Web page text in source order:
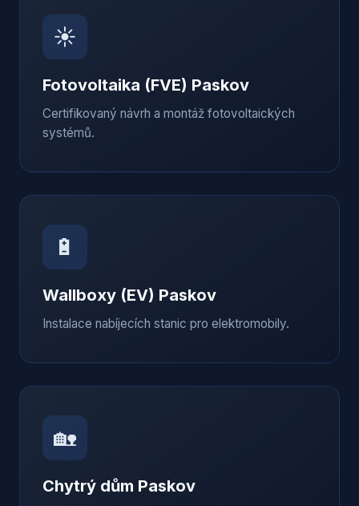
☀️
Fotovoltaika (FVE) Paskov
Certifikovaný návrh a montáž fotovoltaických
systémů.
🔋
Wallboxy (EV) Paskov
Instalace nabíjecích stanic pro elektromobily.
🏡
Chytrý dům Paskov